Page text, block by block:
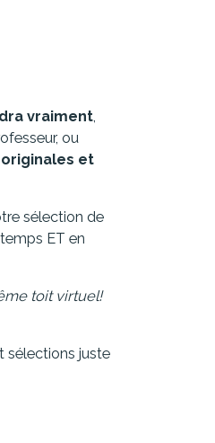
vraiment,
ou
et
sélection de
ET en
toit virtuel!
sélections juste